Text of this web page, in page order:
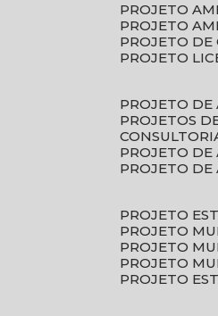
PROJETO
PROJETO
PROJETO
PROJETO
PROJETO
PROJETOS
PROJETO
PROJETO
PROJETO
PROJETO
PROJETO
PROJETO
PROJETO